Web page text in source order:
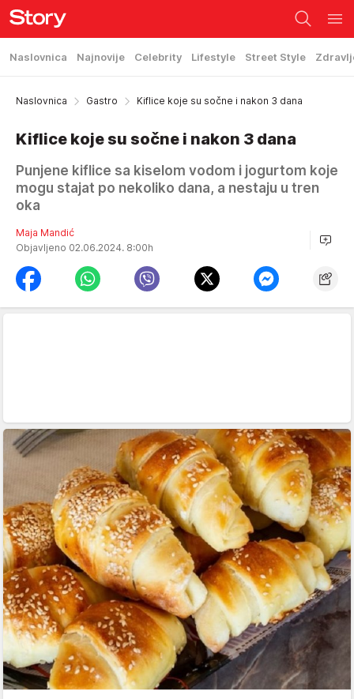
Naslovnica Najnovije Celebrity Lifestyle Street Style
Naslovnica Gastro Kiflice koje su sočne i nakon 3 dana
Kiflice koje su sočne i nakon 3 dana
Punjene kiflice sa kiselom vodom i jogurtom koje
mogu stajat po nekoliko dana, a nestaju u tren
oka
Maja Mandić
Objavljeno 02.06.2024. 8:00h